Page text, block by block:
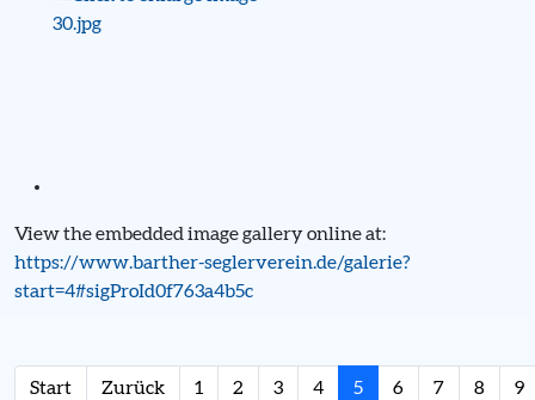
View the embedded image gallery online at:
https://www.barther-seglerverein.de/galerie?
start=4#sigProId0f763a4b5c
Start Zurück 1 2 3 4 5 6 7 8 9